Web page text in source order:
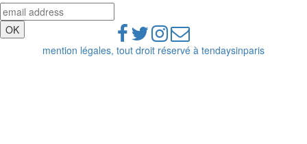
mention légales, tout droit réservé à tendaysinparis